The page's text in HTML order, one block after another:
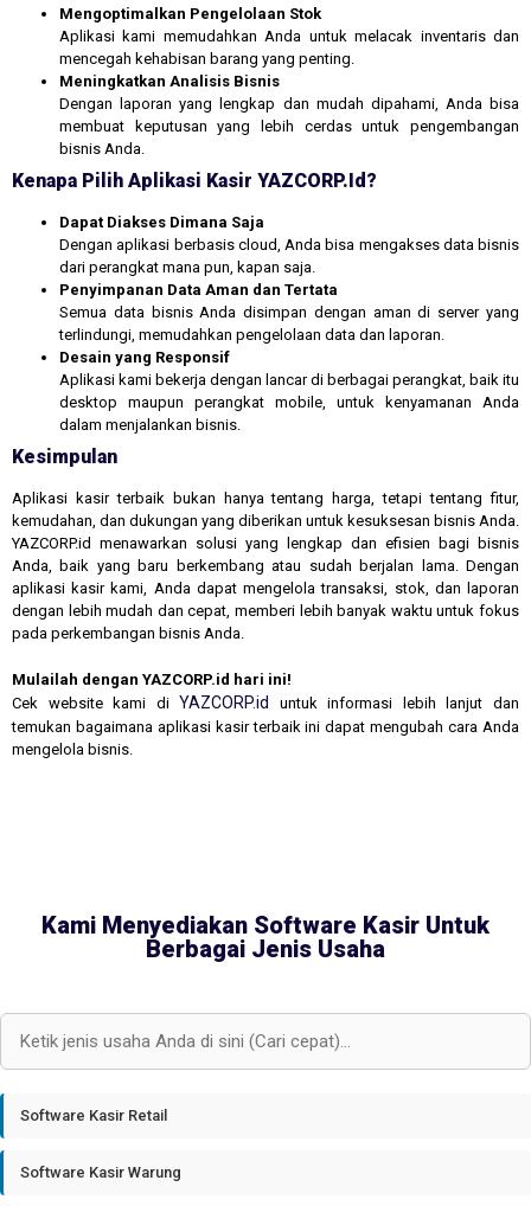
Mengoptimalkan Pengelolaan Stok
Aplikasi kami memudahkan Anda untuk melacak inventaris dan
mencegah kehabisan barang yang penting.
Meningkatkan Analisis Bisnis
Dengan laporan yang lengkap dan mudah dipahami, Anda bisa
membuat keputusan yang lebih cerdas untuk pengembangan
bisnis Anda.
Kenapa Pilih Aplikasi Kasir YAZCORP.id?
Dapat Diakses Dimana Saja
Dengan aplikasi berbasis cloud, Anda bisa mengakses data bisnis
dari perangkat mana pun, kapan saja.
Penyimpanan Data Aman dan Tertata
Semua data bisnis Anda disimpan dengan aman di server yang
terlindungi, memudahkan pengelolaan data dan laporan.
Desain yang Responsif
Aplikasi kami bekerja dengan lancar di berbagai perangkat, baik itu
desktop maupun perangkat mobile, untuk kenyamanan Anda
dalam menjalankan bisnis.
Kesimpulan
Aplikasi kasir terbaik bukan hanya tentang harga, tetapi tentang fitur,
kemudahan, dan dukungan yang diberikan untuk kesuksesan bisnis Anda.
YAZCORP.id menawarkan solusi yang lengkap dan efisien bagi bisnis
Anda, baik yang baru berkembang atau sudah berjalan lama. Dengan
aplikasi kasir kami, Anda dapat mengelola transaksi, stok, dan laporan
dengan lebih mudah dan cepat, memberi lebih banyak waktu untuk fokus
pada perkembangan bisnis Anda.
Mulailah dengan YAZCORP.id hari ini!
Cek website kami di YAZCORP.id
untuk informasi lebih lanjut dan
temukan bagaimana aplikasi kasir terbaik ini dapat mengubah cara Anda
mengelola bisnis.
Kami Menyediakan Software Kasir Untuk
Berbagai Jenis Usaha
Software Kasir Retail
Software Kasir Warung